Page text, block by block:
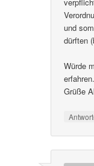
und
dürften
Würde
erfahren.
Grüße